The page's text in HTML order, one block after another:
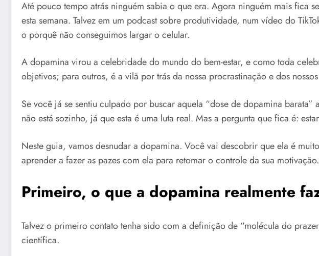
Até pouco tempo atrás ninguém sabia o que era. Agora ninguém mais fica
esta semana. Talvez em um podcast sobre produtividade, num vídeo do
o porquê não conseguimos largar o celular.
A dopamina virou a celebridade do mundo do bem-estar, e como toda
objetivos; para outros, é a vilã por trás da nossa procrastinação e dos
Se você já se sentiu culpado por buscar aquela “dose de dopamina
não está sozinho, já que esta é uma luta real. Mas a pergunta que fica é:
Neste guia, vamos desnudar a dopamina. Você vai descobrir que ela é
aprender a fazer as pazes com ela para retomar o controle da sua motivação.
Primeiro, o que a dopamina realmente
Talvez o primeiro contato tenha sido com a definição de “molécula do
científica.